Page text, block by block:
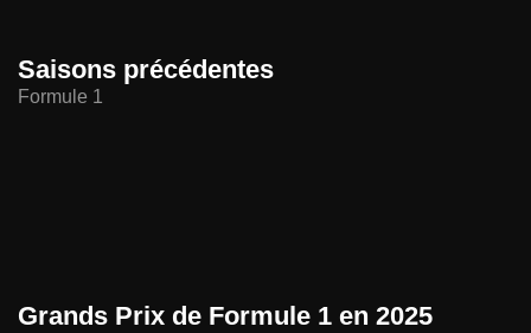
Saisons précédentes
Formule 1
Grands Prix de Formule 1 en 2025